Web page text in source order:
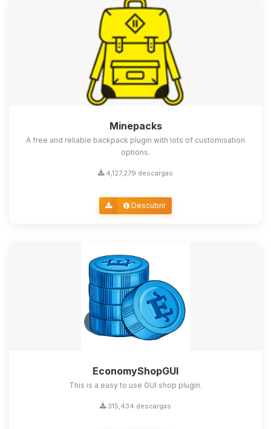
Minepacks
A free and reliable backpack plugin with lots of customisation
options.
4,127,279 descargas
Descubrir
EconomyShopGUI
This is a easy to use GUI shop plugin.
315,434 descargas